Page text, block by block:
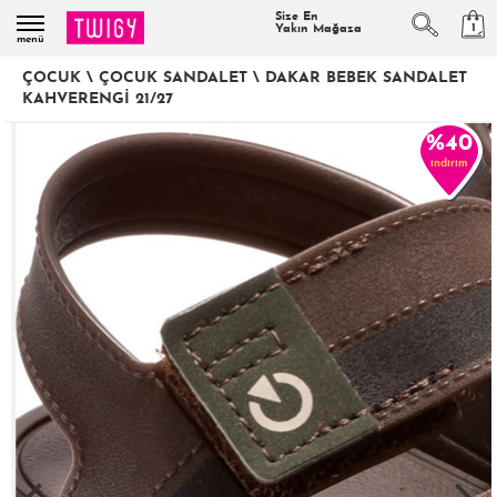
menü
Size En
Yakın Mağaza
1
ÇOCUK \ ÇOCUK SANDALET \ DAKAR BEBEK SANDALET
KAHVERENGI 21/27
%40
indirim